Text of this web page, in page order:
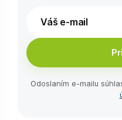
Odoslaním e-⁠mailu